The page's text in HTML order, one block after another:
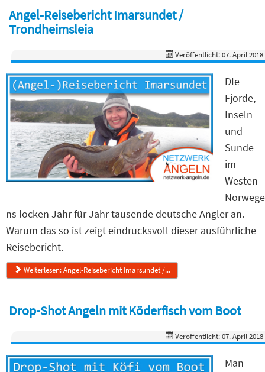
Angel-Reisebericht Imarsundet /
Trondheimsleia
Veröffentlicht: 07. April 2018
DIe
Fjorde,
Inseln
und
Sunde
im
Westen
Norwege
ns locken Jahr für Jahr tausende deutsche Angler an.
Warum das so ist zeigt eindrucksvoll dieser ausführliche
Reisebericht.
Weiterlesen: Angel-Reisebericht Imarsundet /...
Drop-Shot Angeln mit Köderfisch vom Boot
Veröffentlicht: 07. April 2018
Man